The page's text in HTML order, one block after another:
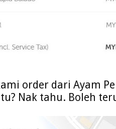
order dari Ayam
Nak tahu. Boleh